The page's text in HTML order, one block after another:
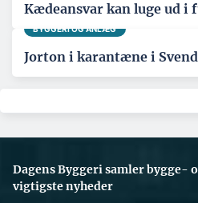
Kædeansvar kan luge ud
BYGGERI OG ANLÆG
Jorton i karantæne i
Dagens Byggeri samler bygge-
vigtigste nyheder